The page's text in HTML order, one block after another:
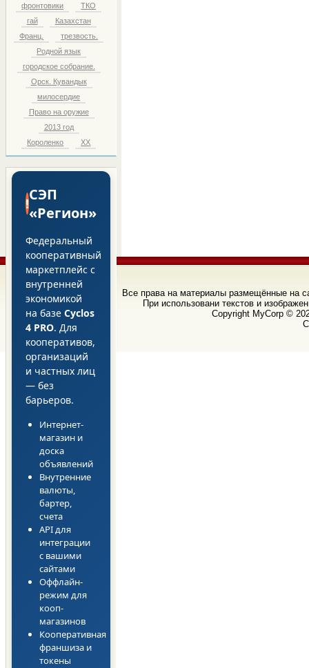
фронтовики
ТКО
гай
Казахстан
Франц.
трезвость.
Родной язык
городское собрание.
Орск. Кувандык
милосердие
Право на оружие
2013 год
Короленко
ХХ
!СЭП
«Регион»
Федеральный
кооперативный
маркетплейс с
внутренней
экономикой
на базе Cyclos
4 PRO. Для
кооперативов,
организаций
и частных лиц
— без
барьеров.
Интернет-
магазин и
доска
объявлений
Внутренние
валюты,
бартер,
счета
API для
интеграции
с вашими
сайтами
Оффлайн-
режим для
кооп-
магазинов
Кооперативная
франшиза и
токены
Все права на материалы размещённые на
При использовани текстов и
Copyright MyCorp ©